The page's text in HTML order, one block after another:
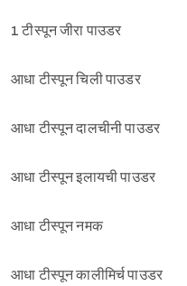
1 टीस्पून जीरा पाउडर
आधा टीस्पून चिली पाउडर
आधा टीस्पून दालचीनी पाउडर
आधा टीस्पून इलायची पाउडर
आधा टीस्पून नमक
आधा टीस्पून कालीमिर्च पाउडर